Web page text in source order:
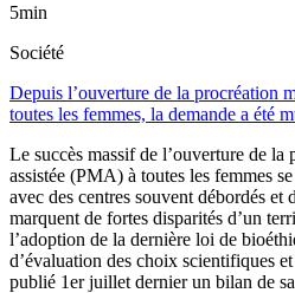
5min
Société
Depuis l’ouverture de la procréation
toutes les femmes, la demande a été
Le succès massif de l’ouverture de la
assistée (PMA) à toutes les femmes
avec des centres souvent débordés et
marquent de fortes disparités d’un
l’adoption de la dernière loi de
d’évaluation des choix scientifiques
publié 1er juillet dernier un bilan de